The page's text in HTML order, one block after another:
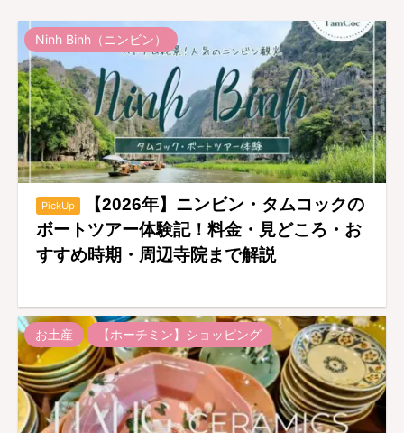
Ninh Binh（ニンビン）
PickUp
【2026年】ニンビン・タムコックの
ボートツアー体験記！料金・見どころ・お
すすめ時期・周辺寺院まで解説
お土産 【ホーチミン】ショッピング